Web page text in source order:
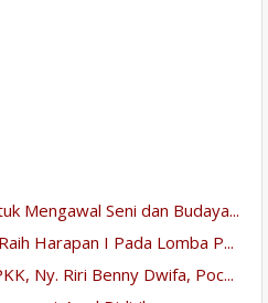
Mengawal Seni dan Budaya...
Harapan I Pada Lomba P...
Ny. Riri Benny Dwifa, Poc...